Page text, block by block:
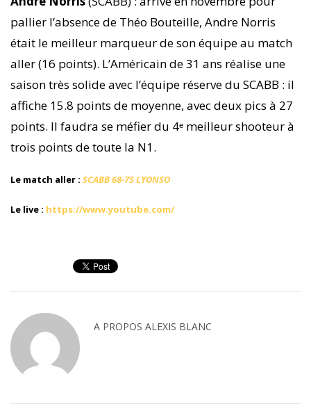
pallier l’absence de Théo Bouteille, Andre Norris
était le meilleur marqueur de son équipe au match
aller (16 points). L’Américain de 31 ans réalise une
saison très solide avec l’équipe réserve du SCABB : il
affiche 15.8 points de moyenne, avec deux pics à 27
points. Il faudra se méfier du 4ᵉ meilleur shooteur à
trois points de toute la N1.
Le match aller : SCABB 68-75 LYONSO
Le live : https://www.youtube.com/
A PROPOS ALEXIS BLANC